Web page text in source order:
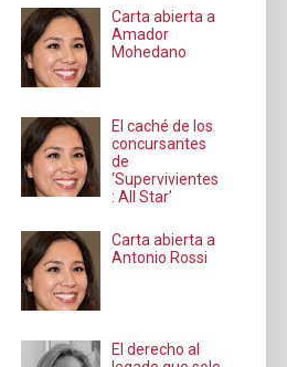
Carta abierta a
Amador
Mohedano
El caché de los
concursantes
de
‘Supervivientes
: All Star’
Carta abierta a
Antonio Rossi
El derecho al